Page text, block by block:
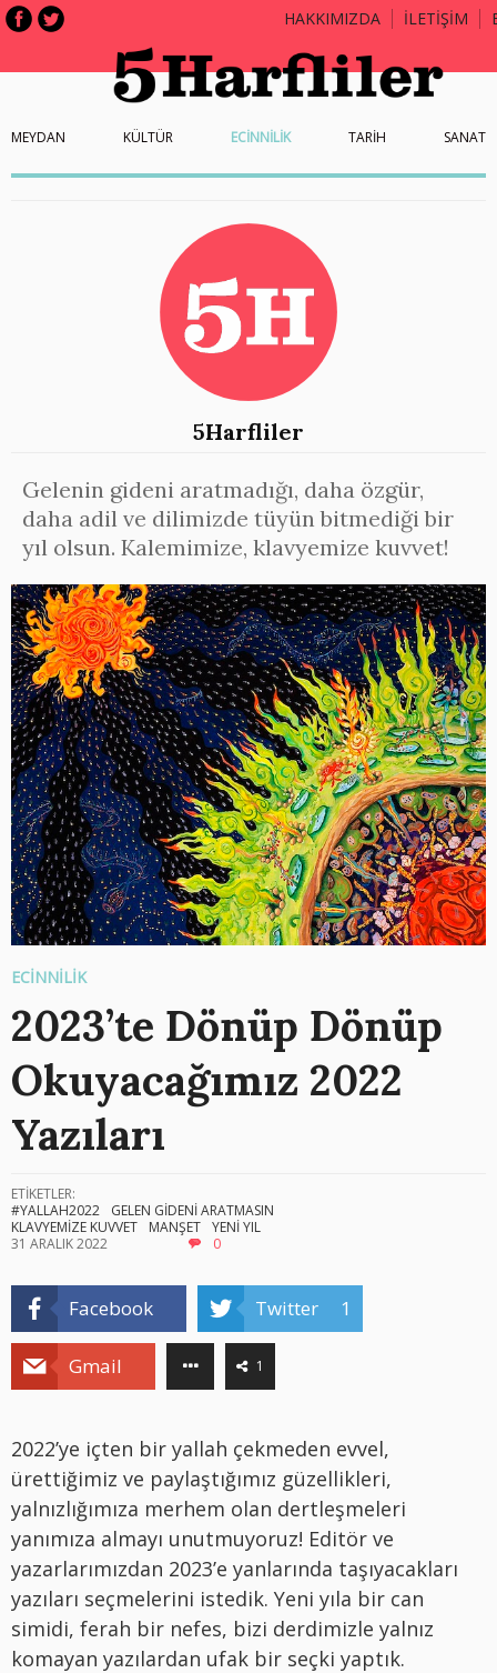
HAKKIMIZDA İLETİŞİM
MEYDAN KÜLTÜR ECİNNİLİK TARİH SANAT
5Harfliler
Gelenin gideni aratmadığı, daha özgür,
daha adil ve dilimizde tüyün bitmediği bir
yıl olsun. Kalemimize, klavyemize kuvvet!
ECİNNİLİK
2023’te Dönüp Dönüp
Okuyacağımız 2022
Yazıları
ETİKETLER:
#YALLAH2022
GELEN GİDENİ ARATMASIN
KLAVYEMİZE KUVVET
MANŞET YENİ YIL
31 ARALIK 2022
0
Facebook Twitter 1
Gmail 1
2022’ye içten bir yallah çekmeden evvel,
ürettiğimiz ve paylaştığımız güzellikleri,
yalnızlığımıza merhem olan dertleşmeleri
yanımıza almayı unutmuyoruz! Editör ve
yazarlarımızdan 2023’e yanlarında taşıyacakları
yazıları seçmelerini istedik. Yeni yıla bir can
simidi, ferah bir nefes, bizi derdimizle yalnız
komayan yazılardan ufak bir seçki yaptık.